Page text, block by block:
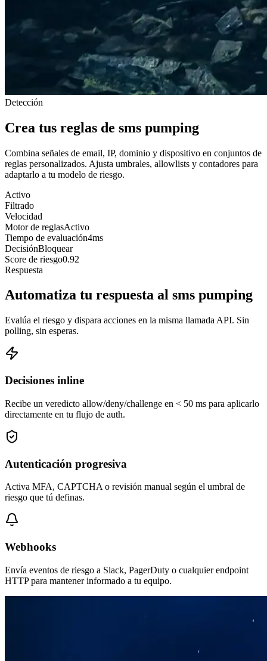
Detección
Crea tus reglas de sms pumping
Combina señales de email, IP, dominio y dispositivo en conjuntos de
reglas personalizados. Ajusta umbrales, allowlists y contadores para
adaptarlo a tu modelo de riesgo.
Activo
Filtrado
Velocidad
Motor de reglasActivo
Tiempo de evaluación4ms
DecisiónBloquear
Score de riesgo0.92
Respuesta
Automatiza tu respuesta al sms pumping
Evalúa el riesgo y dispara acciones en la misma llamada API. Sin
polling, sin esperas.
Decisiones inline
Recibe un veredicto allow/deny/challenge en < 50 ms para aplicarlo
directamente en tu flujo de auth.
Autenticación progresiva
Activa MFA, CAPTCHA o revisión manual según el umbral de
riesgo que tú definas.
Webhooks
Envía eventos de riesgo a Slack, PagerDuty o cualquier endpoint
HTTP para mantener informado a tu equipo.